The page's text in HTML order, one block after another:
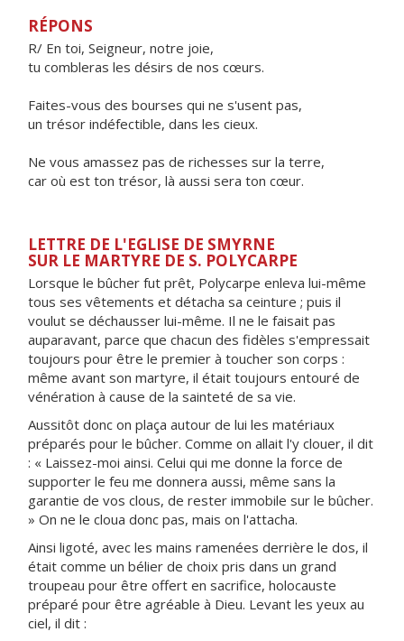
RÉPONS
R/ En toi, Seigneur, notre joie,
tu combleras les désirs de nos cœurs.
Faites-vous des bourses qui ne s'usent pas,
un trésor indéfectible, dans les cieux.
Ne vous amassez pas de richesses sur la terre,
car où est ton trésor, là aussi sera ton cœur.
LETTRE DE L'EGLISE DE SMYRNE
SUR LE MARTYRE DE S. POLYCARPE
Lorsque le bûcher fut prêt, Polycarpe enleva lui-même
tous ses vêtements et détacha sa ceinture ; puis il
voulut se déchausser lui-même. Il ne le faisait pas
auparavant, parce que chacun des fidèles s'empressait
toujours pour être le premier à toucher son corps :
même avant son martyre, il était toujours entouré de
vénération à cause de la sainteté de sa vie.
Aussitôt donc on plaça autour de lui les matériaux
préparés pour le bûcher. Comme on allait l'y clouer, il dit
: « Laissez-moi ainsi. Celui qui me donne la force de
supporter le feu me donnera aussi, même sans la
garantie de vos clous, de rester immobile sur le bûcher.
» On ne le cloua donc pas, mais on l'attacha.
Ainsi ligoté, avec les mains ramenées derrière le dos, il
était comme un bélier de choix pris dans un grand
troupeau pour être offert en sacrifice, holocauste
préparé pour être agréable à Dieu. Levant les yeux au
ciel, il dit :